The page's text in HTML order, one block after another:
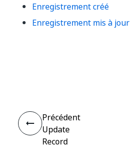
Enregistrement créé
Enregistrement mis à jour
Précédent
Update
Record